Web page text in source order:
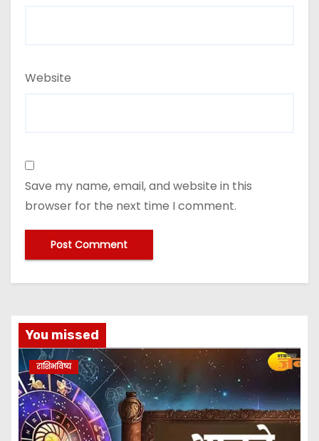
Website
Save my name, email, and website in this
browser for the next time I comment.
r
n
a
ti
v
e
You missed
राशिभविष्य